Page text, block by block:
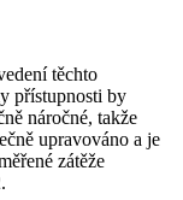
těchto
přístupnosti by
náročné, takže
upravováno a je
zátěže